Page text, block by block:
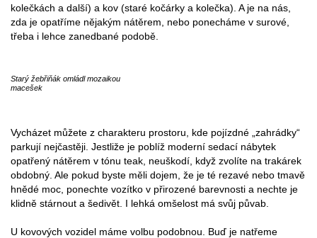
kolečkách a další) a kov (staré kočárky a kolečka). A je na nás,
zda je opatříme nějakým nátěrem, nebo ponecháme v surové,
třeba i lehce zanedbané podobě.
Starý žebřiňák omládl mozaikou
macešek
Vycházet můžete z charakteru prostoru, kde pojízdné „zahrádky“
parkují nejčastěji. Jestliže je poblíž moderní sedací nábytek
opatřený nátěrem v tónu teak, neuškodí, když zvolíte na trakárek
obdobný. Ale pokud byste měli dojem, že je té rezavé nebo tmavě
hnědé moc, ponechte vozítko v přirozené barevnosti a nechte je
klidně stárnout a šedivět. I lehká omšelost má svůj půvab.
U kovových vozidel máme volbu podobnou. Buď je natřeme